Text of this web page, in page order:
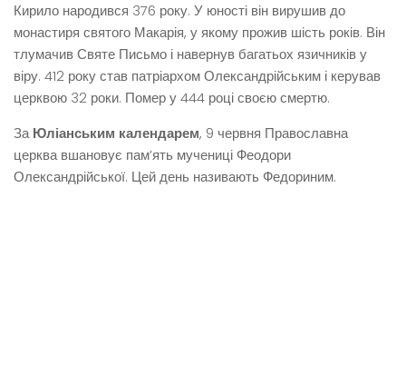
Кирило народився 376 року. У юності він вирушив до
монастиря святого Макарія, у якому прожив шість років. Він
тлумачив Святе Письмо і навернув багатьох язичників у
віру. 412 року став патріархом Олександрійським і керував
церквою 32 роки. Помер у 444 році своєю смертю.
ЗаЮліанським календарем, 9 червня Православна
церква вшановує пам’ять мучениці Феодори
Олександрійської. Цей день називають Федориним.